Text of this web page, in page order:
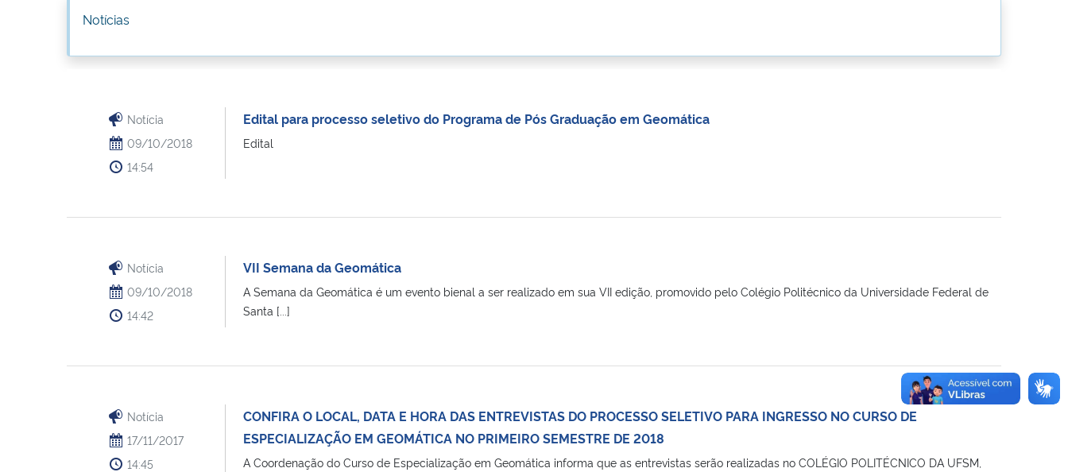
Notícias
Notícia
09/10/2018
14:54
Edital para processo seletivo do Programa de Pós Graduação em Geomática
Edital
Notícia
09/10/2018
14:42
VII Semana da Geomática
A Semana da Geomática é um evento bienal a ser realizado em sua VII edição, promovido pelo Colégio Politécnico da Universidade Federal de
Santa [...]
Notícia
17/11/2017
14:45
CONFIRA O LOCAL, DATA E HORA DAS ENTREVISTAS DO PROCESSO SELETIVO PARA INGRESSO NO CURSO DE
ESPECIALIZAÇÃO EM GEOMÁTICA NO PRIMEIRO SEMESTRE DE 2018
A Coordenação do Curso de Especialização em Geomática informa que as entrevistas serão realizadas no COLÉGIO POLITÉCNICO DA UFSM,